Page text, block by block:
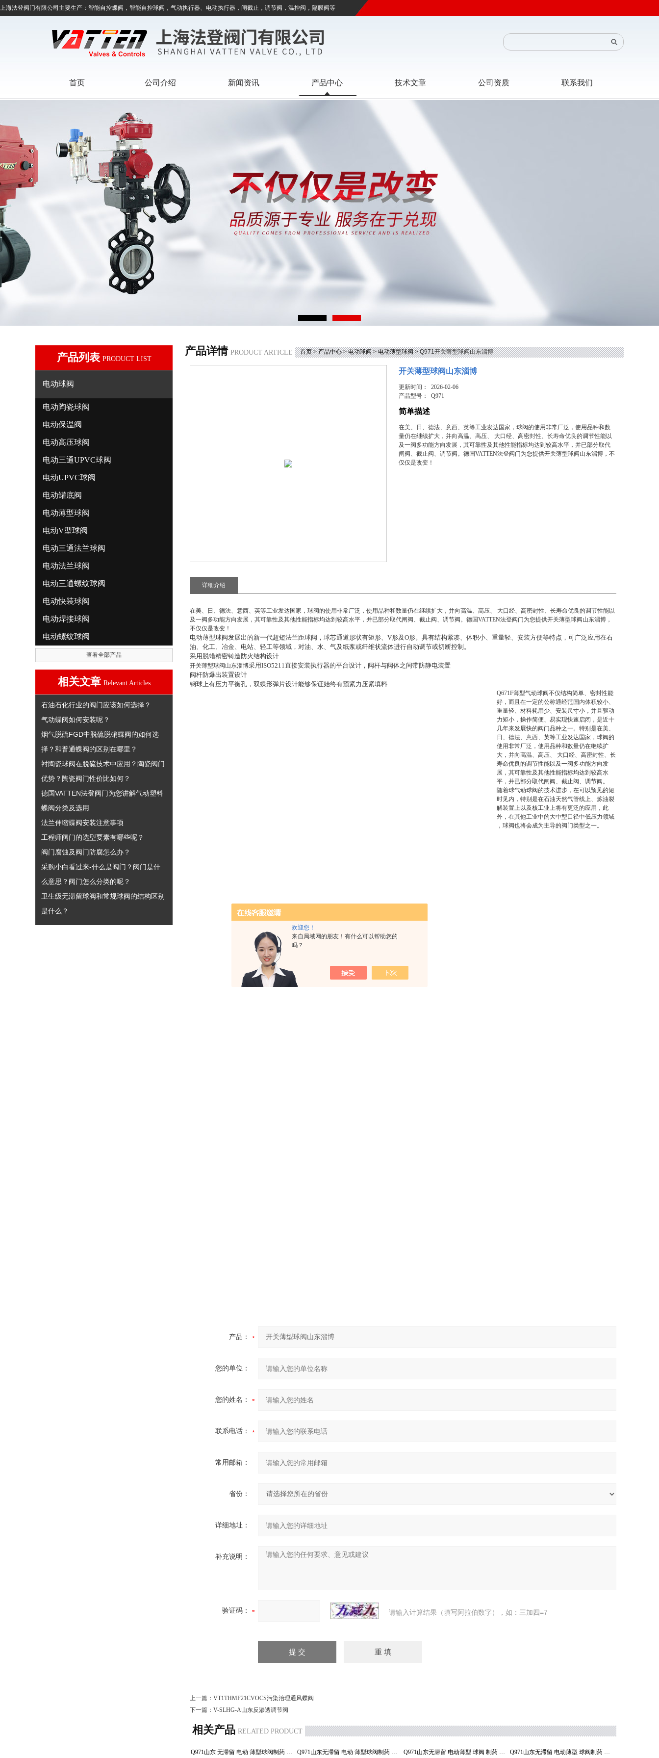
欢迎您！
来自局域网的朋友！有什么可以帮助您的
吗？
上海法登阀门有限公司主要生产：智能自控蝶阀，智能自控球阀，气动执行器、电动执行器，闸截止，调节阀，温控阀，隔膜阀等
首页 公司介绍 新闻资讯 产品中心 技术文章 公司资质 联系我们
产品列表 PRODUCT LIST
电动球阀
电动陶瓷球阀
电动保温阀
电动高压球阀
电动三通UPVC球阀
电动UPVC球阀
电动罐底阀
电动薄型球阀
电动V型球阀
电动三通法兰球阀
电动法兰球阀
电动三通螺纹球阀
电动快装球阀
电动焊接球阀
电动螺纹球阀
查看全部产品
相关文章 Relevant Articles
石油石化行业的阀门应该如何选择？
气动蝶阀如何安装呢？
烟气脱硫FGD中脱硫脱硝蝶阀的如何选
择？和普通蝶阀的区别在哪里？
衬陶瓷球阀在脱硫技术中应用？陶瓷阀门
优势？陶瓷阀门性价比如何？
德国VATTEN法登阀门为您讲解气动塑料
蝶阀分类及选用
法兰伸缩蝶阀安装注意事项
工程师阀门的选型要素有哪些呢？
阀门腐蚀及阀门防腐怎么办？
采购小白看过来-什么是阀门？阀门是什
么意思？阀门怎么分类的呢？
卫生级无滞留球阀和常规球阀的结构区别
是什么？
产品详情 PRODUCT ARTICLE 首页>产品中心>电动球阀>电动薄型球阀> Q971开关薄型球阀山东淄博
开关薄型球阀山东淄博
更新时间： 2026-02-06
产品型号：Q971
简单描述
在美、日、德法、意西、英等工业发达国家，球阀的使用非常厂泛，使用品种和数
量仍在继续扩大，并向高温、高压、 大口经、高密封性、长寿命优良的调节性能以
及一阀多功能方向发展，其可靠性及其他性能指标均达到较高水平，并已部分取代
闸阀、截止阀、调节阀。德国VATTEN法登阀门为您提供开关薄型球阀山东淄博，不
仅仅是改变！
详细介绍
在美、日、德法、意西、英等工业发达国家，球阀的使用非常厂泛，使用品种和数量仍在继续扩大，并向高温、高压、 大口经、高密封性、长寿命优良的调节性能以
及一阀多功能方向发展，其可靠性及其他性能指标均达到较高水平，并已部分取代闸阀、截止阀、调节阀。德国VATTEN法登阀门为您提供开关薄型球阀山东淄博 ，
不仅仅是改变！
电动薄型球阀发展出的新一代超短法兰距球阀，球芯通道形状有矩形、V形及O形。具有结构紧凑、体积小、重量轻、安装方便等特点，可广泛应用在石
油、化工、冶金、电站、轻工等领域，对油、水、气及纸浆或纤维状流体进行自动调节或切断控制。
采用脱蜡精密铸造防火结构设计
开关薄型球阀山东淄博采用ISO5211直接安装执行器的平台设计，阀杆与阀体之间带防静电装置
阀杆防爆出装置设计
钢球上有压力平衡孔，双蝶形弹片设计能够保证始终有预紧力压紧填料
Q671F薄型气动球阀不仅结构简单、密封性能
好，而且在一定的公称通经范国内体积较小、
重量轻、材料耗用少、安装尺寸小，并且驱动
力矩小，操作简便、易实现快速启闭，是近十
几年来发展快的阀门品种之一。特别是在美、
日、德法、意西、英等工业发达国家，球阀的
使用非常厂泛，使用品种和数量仍在继续扩
大，并向高温、高压、 大口经、高密封性、长
寿命优良的调节性能以及一阀多功能方向发
展，其可靠性及其他性能指标均达到较高水
平，并已部分取代闸阀、截止阀、调节阀。
随着球气动球阀的技术进步，在可以预见的短
时见内，特别是在石油天然气管线上、炼油裂
解装置上以及核工业上将有更泛的应用，此
外，在其他工业中的大中型口径中低压力领域
，球阀也将会成为主导的阀门类型之一。
产品：
您的单位：
您的姓名：
联系电话：
常用邮箱：
省份：
详细地址：
补充说明：
验证码： 请输入计算结果（填写阿拉伯数字），如：三加四=7
上一篇： VT1THMF21CVOCS污染治理通风蝶阀
下一篇： V-SLHG-A山东反渗透调节阀
相关产品 RELATED PRODUCT
Q971山东 无滞留 电动 薄型球阀制药 切断阀 Q971山东无滞留 电动 薄型球阀制药 切断阀 Q971山东无滞留 电动薄型 球阀 制药 切断阀 Q971山东无滞留 电动薄型 球阀制药 切断阀